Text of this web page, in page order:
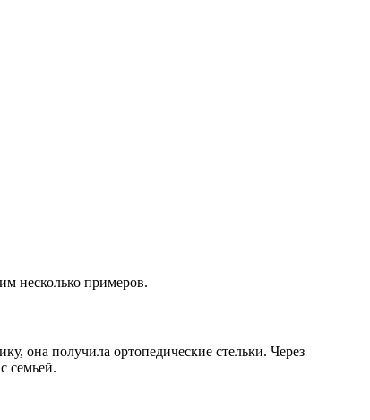
несколько примеров.
она получила ортопедические стельки. Через
семьей.